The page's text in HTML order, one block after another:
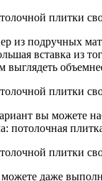
из подручных
вставка из
вы можете
потолочная
даже